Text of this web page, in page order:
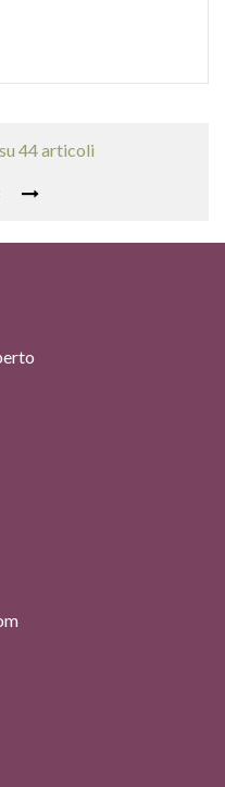
44 articoli